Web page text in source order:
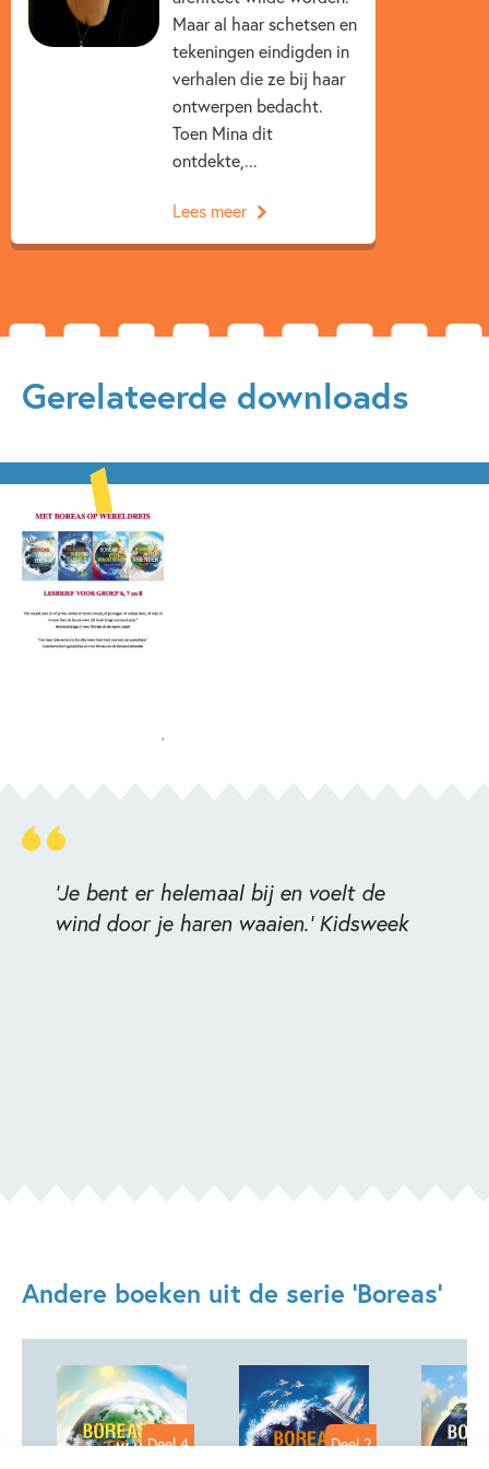
Maar al haar schetsen en
tekeningen eindigden in
verhalen die ze bij haar
ontwerpen bedacht.
Toen Mina dit
ontdekte,...
Lees meer
Gerelateerde downloads
'Je bent er helemaal bij en voelt de
wind door je haren waaien.' Kidsweek
Andere boeken uit de serie 'Boreas'
Deel 4 Deel 2